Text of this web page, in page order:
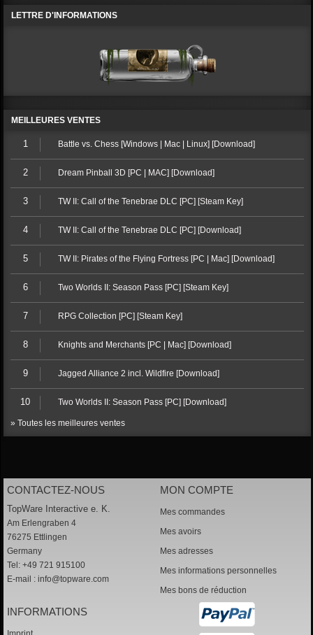
LETTRE D'INFORMATIONS
MEILLEURES VENTES
1 Battle vs. Chess [Windows | Mac | Linux] [Download]
2 Dream Pinball 3D [PC | MAC] [Download]
3 TW II: Call of the Tenebrae DLC [PC] [Steam Key]
4 TW II: Call of the Tenebrae DLC [PC] [Download]
5 TW II: Pirates of the Flying Fortress [PC | Mac] [Download]
6 Two Worlds II: Season Pass [PC] [Steam Key]
7 RPG Collection [PC] [Steam Key]
8 Knights and Merchants [PC | Mac] [Download]
9 Jagged Alliance 2 incl. Wildfire [Download]
10 Two Worlds II: Season Pass [PC] [Download]
» Toutes les meilleures ventes
CONTACTEZ-NOUS
TopWare Interactive e. K.
Am Erlengraben 4
76275 Ettlingen
Germany
Tel: +49 721 915100
E-mail : info@topware.com
MON COMPTE
Mes commandes
Mes avoirs
Mes adresses
Mes informations personnelles
Mes bons de réduction
INFORMATIONS